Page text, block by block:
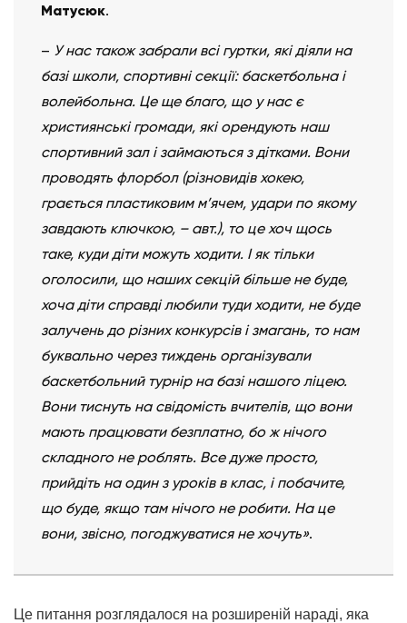
Матусюк.
– У нас також забрали всі гуртки, які діяли на
базі школи, спортивні секції: баскетбольна і
волейбольна. Це ще благо, що у нас є
християнські громади, які орендують наш
спортивний зал і займаються з дітками. Вони
проводять флорбол (різновидів хокею,
грається пластиковим м’ячем, удари по якому
завдають ключкою, – авт.), то це хоч щось
таке, куди діти можуть ходити. І як тільки
оголосили, що наших секцій більше не буде,
хоча діти справді любили туди ходити, не буде
залучень до різних конкурсів і змагань, то нам
буквально через тиждень організували
баскетбольний турнір на базі нашого ліцею.
Вони тиснуть на свідомість вчителів, що вони
мають працювати безплатно, бо ж нічого
складного не роблять. Все дуже просто,
прийдіть на один з уроків в клас, і побачите,
що буде, якщо там нічого не робити. На це
вони, звісно, погоджуватися не хочуть».
Це питання розглядалося на розширеній нараді, яка